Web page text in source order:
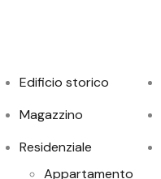
Edificio storico
Magazzino
Residenziale
Appartamento